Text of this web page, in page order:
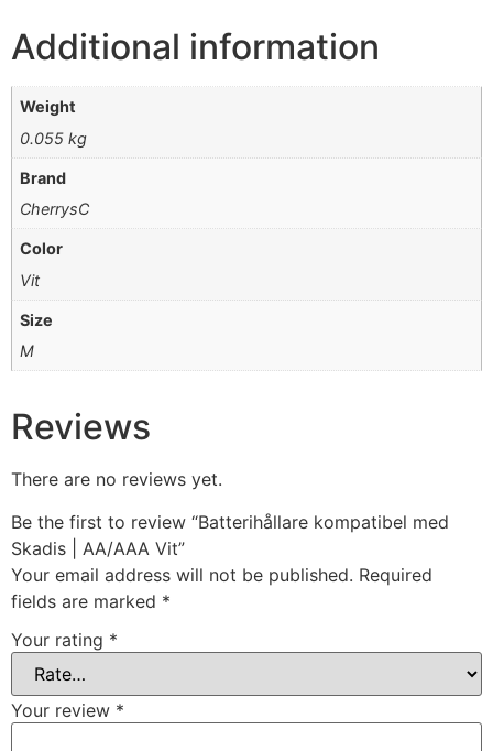
Additional information
Weight
0.055 kg
Brand
CherrysC
Color
Vit
Size
M
Reviews
There are no reviews yet.
Be the first to review “Batterihållare kompatibel med
Skadis | AA/AAA Vit”
Your email address will not be published. Required
fields are marked *
Your rating *
Your review *